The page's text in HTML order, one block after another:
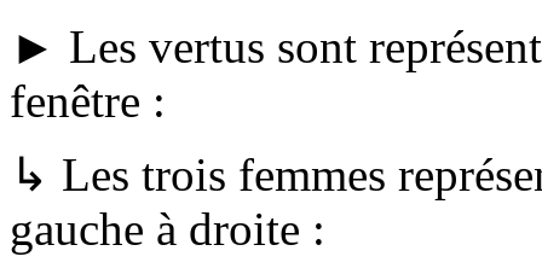
► Les vertus sont
fenêtre :
↳ Les trois femmes
gauche à droite :